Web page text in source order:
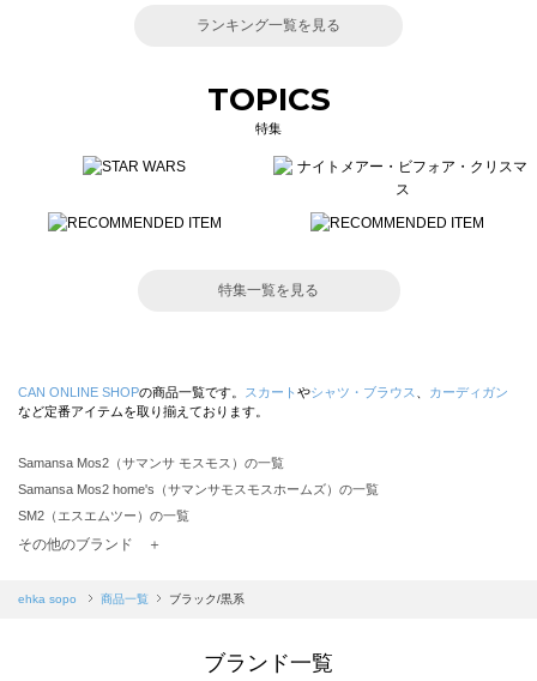
ランキング一覧を見る
TOPICS
特集
特集一覧を見る
CAN ONLINE SHOPの商品一覧です。 スカート やシャツ・ブラウス
カーディガン
など定番アイテムを取り揃えております。
Samansa Mos2（サマンサ モスモス）の一覧
Samansa Mos2 home's（サマンサモスモスホームズ）の一覧
SM2（エスエムツー）の一覧
TSUHARU by Samansa Mos2（ツハルバイサマンサモスモス）の一覧
Samansa Mos2 blue（サマンサモスモス ブルー）の一覧
その他のブランド ＋
ehka sopo 商品一覧 ブラック/黒系
ブランド一覧